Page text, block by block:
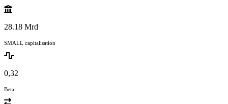
28.18 Mrd
SMALL capitalisation
0,32
Beta